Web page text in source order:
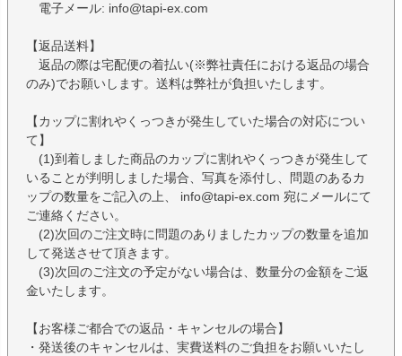
電子メール: info@tapi-ex.com
【返品送料】
返品の際は宅配便の着払い(※弊社責任における返品の場合
のみ)でお願いします。送料は弊社が負担いたします。
【カップに割れやくっつきが発生していた場合の対応につい
て】
(1)到着しました商品のカップに割れやくっつきが発生して
いることが判明しました場合、写真を添付し、問題のあるカ
ップの数量をご記入の上、 info@tapi-ex.com 宛にメールにて
ご連絡ください。
(2)次回のご注文時に問題のありましたカップの数量を追加
して発送させて頂きます。
(3)次回のご注文の予定がない場合は、数量分の金額をご返
金いたします。
【お客様ご都合での返品・キャンセルの場合】
・発送後のキャンセルは、実費送料のご負担をお願いいたし